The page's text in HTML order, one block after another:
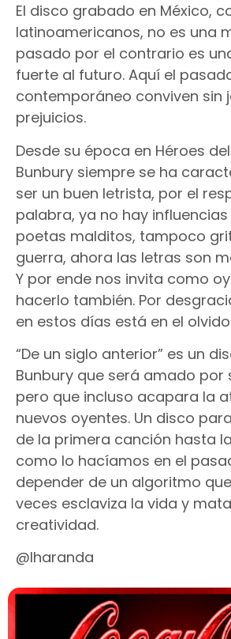
El disco grabado en México,
latinoamericanos, no es una
pasado por el contrario es
fuerte al futuro. Aquí el
contemporáneo conviven sin
prejuicios.
Desde su época en Héroes
Bunbury siempre se ha
ser un buen letrista, por el
palabra, ya no hay
poetas malditos, tampoco
guerra, ahora las letras son
Y por ende nos invita como
hacerlo también. Por
en estos días está en el
“De un siglo anterior” es un
Bunbury que será amado por
pero que incluso acapara la
nuevos oyentes. Un disco
de la primera canción hasta
como lo hacíamos en el
depender de un algoritmo
veces esclaviza la vida y
creatividad.
@lharanda